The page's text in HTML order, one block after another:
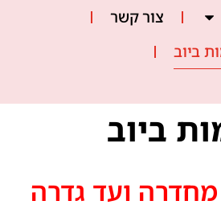
צור קשר
ביוב
ביוב
מחדרה ועד גדרה